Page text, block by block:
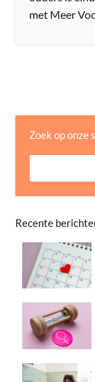
met Meer
Zoek op onze
Recente